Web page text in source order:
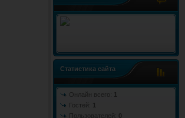
Статистика сайта
Онлайн всего: 1
Гостей: 1
Пользователей: 0